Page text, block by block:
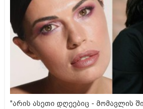
"არის ასეთი დღეებიც - მომავლის